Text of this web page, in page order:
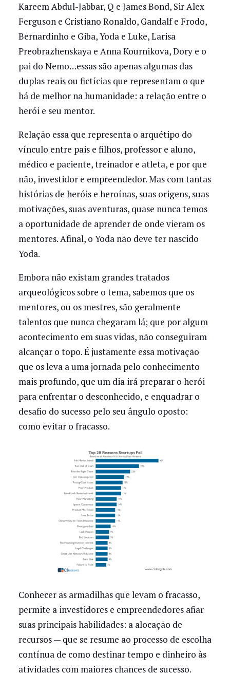
Kareem Abdul-Jabbar, Q e James Bond, Sir Alex
Ferguson e Cristiano Ronaldo, Gandalf e Frodo,
Bernardinho e Giba, Yoda e Luke, Larisa
Preobrazhenskaya e Anna Kournikova, Dory e o
pai do Nemo…essas são apenas algumas das
duplas reais ou fictícias que representam o que
há de melhor na humanidade: a relação entre o
herói e seu mentor.
Relação essa que representa o arquétipo do
vínculo entre pais e filhos, professor e aluno,
médico e paciente, treinador e atleta, e por que
não, investidor e empreendedor. Mas com tantas
histórias de heróis e heroínas, suas origens, suas
motivações, suas aventuras, quase nunca temos
a oportunidade de aprender de onde vieram os
mentores. Afinal, o Yoda não deve ter nascido
Yoda.
Embora não existam grandes tratados
arqueológicos sobre o tema, sabemos que os
mentores, ou os mestres, são geralmente
talentos que nunca chegaram lá; que por algum
acontecimento em suas vidas, não conseguiram
alcançar o topo. É justamente essa motivação
que os leva a uma jornada pelo conhecimento
mais profundo, que um dia irá preparar o herói
para enfrentar o desconhecido, e enquadrar o
desafio do sucesso pelo seu ângulo oposto:
como evitar o fracasso.
Conhecer as armadilhas que levam o fracasso,
permite a investidores e empreendedores afiar
suas principais habilidades: a alocação de
recursos — que se resume ao processo de escolha
contínua de como destinar tempo e dinheiro às
atividades com maiores chances de sucesso.